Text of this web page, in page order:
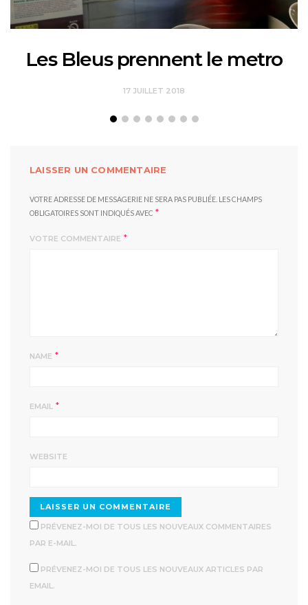
Les Bleus prennent le metro
17 JUILLET 2018
LAISSER UN COMMENTAIRE
VOTRE ADRESSE DE MESSAGERIE NE SERA PAS PUBLIÉE. LES CHAMPS
OBLIGATOIRES SONT INDIQUÉS AVEC *
VOTRE COMMENTAIRE *
NAME *
EMAIL *
WEBSITE
PRÉVENEZ-MOI DE TOUS LES NOUVEAUX COMMENTAIRES
PAR E-MAIL.
PRÉVENEZ-MOI DE TOUS LES NOUVEAUX ARTICLES PAR
EMAIL.